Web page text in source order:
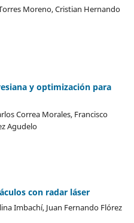
Moreno, Cristian Hernando
y optimización para
Correa Morales, Francisco
Agudelo
con radar láser
Imbachí, Juan Fernando Flórez